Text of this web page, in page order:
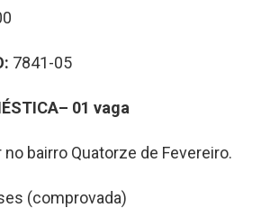
7841-05
01 vaga
no bairro Quatorze de Fevereiro.
(comprovada)